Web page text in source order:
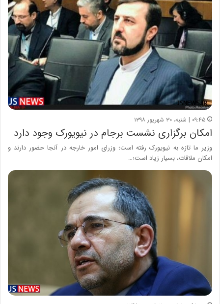
۰۹:۴۵ | شنبه، ۳۰ شهریور ۱۳۹۸
امکان برگزاری نشست برجام در نیویورک وجود دارد
وزیر ما تازه به نیویورک رفته است؛ وزرای امور خارجه در آنجا حضور دارند و
امکان ملاقات، بسیار زیاد است؛…